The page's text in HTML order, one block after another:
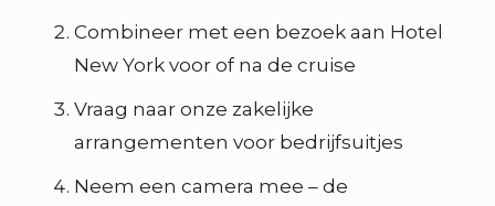
Combineer met een bezoek aan Hotel
New York voor of na de cruise
Vraag naar onze zakelijke
arrangementen voor bedrijfsuitjes
Neem een camera mee – de